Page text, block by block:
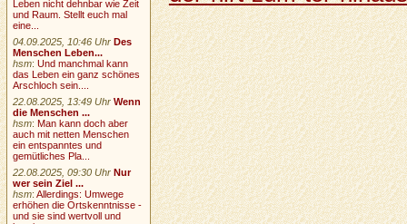
Leben nicht dehnbar wie Zeit
und Raum. Stellt euch mal
eine...
04.09.2025, 10:46 Uhr Des
Menschen Leben...
hsm:Und manchmal kann
das Leben ein ganz schönes
Arschloch sein....
22.08.2025, 13:49 Uhr Wenn
die Menschen ...
hsm:Man kann doch aber
auch mit netten Menschen
ein entspanntes und
gemütliches Pla...
22.08.2025, 09:30 Uhr Nur
wer sein Ziel ...
hsm:Allerdings: Umwege
erhöhen die Ortskenntnisse -
und sie sind wertvoll und